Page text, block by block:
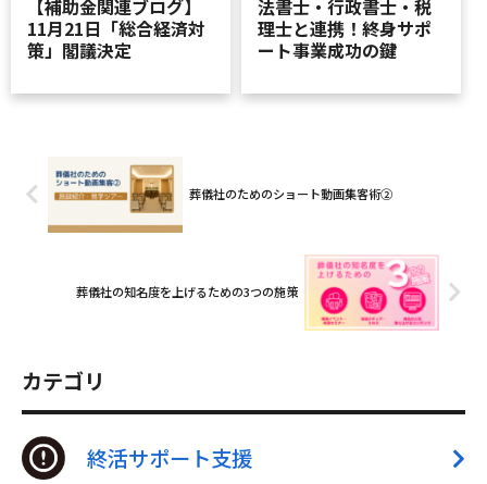
【補助金関連ブログ】
11月21日「総合経済対
策」閣議決定
法書士・行政書士・税
理士と連携！終身サポ
ート事業成功の鍵
葬儀社のためのショート動画集客術②
葬儀社の知名度を上げるための3つの施策
カテゴリ
終活サポート支援